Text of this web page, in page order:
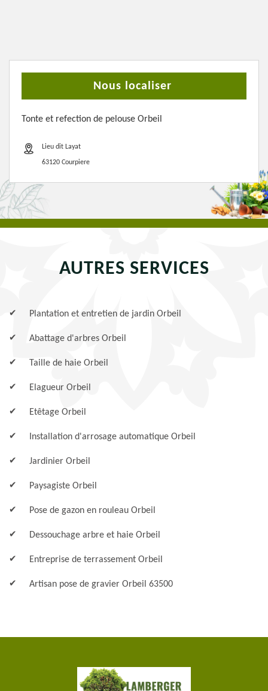
Nous localiser
Tonte et refection de pelouse Orbeil
Lieu dit Layat
63120 Courpiere
AUTRES SERVICES
Plantation et entretien de jardin Orbeil
Abattage d'arbres Orbeil
Taille de haie Orbeil
Elagueur Orbeil
Etêtage Orbeil
Installation d'arrosage automatique Orbeil
Jardinier Orbeil
Paysagiste Orbeil
Pose de gazon en rouleau Orbeil
Dessouchage arbre et haie Orbeil
Entreprise de terrassement Orbeil
Artisan pose de gravier Orbeil 63500